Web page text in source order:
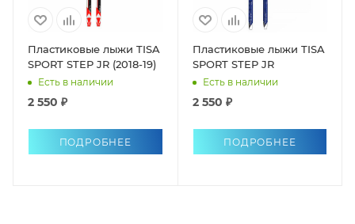
Пластиковые лыжи TISA
SPORT STEP JR (2018-19)
Есть в наличии
2 550 ₽
ПОДРОБНЕЕ
Пластиковые лыжи TISA
SPORT STEP JR
Есть в наличии
2 550 ₽
ПОДРОБНЕЕ